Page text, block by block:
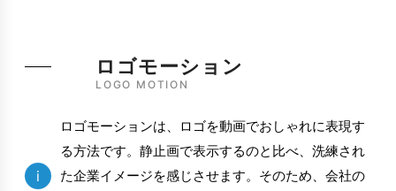
LOGO MOTION
ロゴモーション
i
ロゴモーションは、ロゴを動画でおしゃれに表現す
る方法です。静止画で表示するのと比べ、洗練され
た企業イメージを感じさせます。そのため、会社の